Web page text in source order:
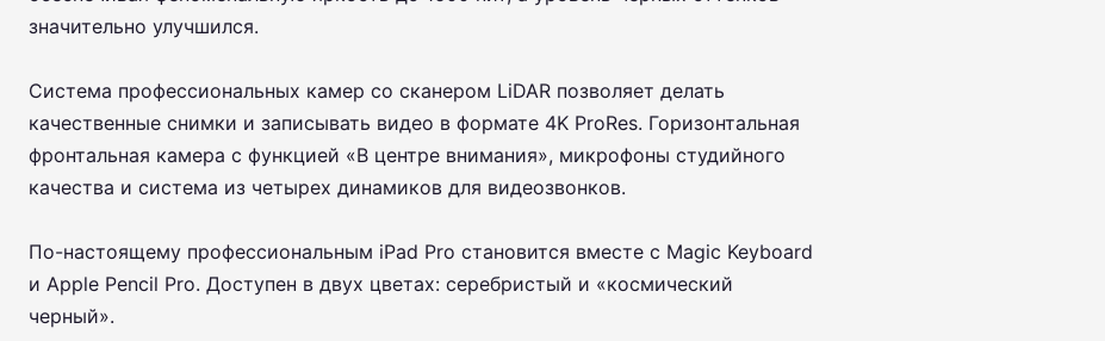
значительно улучшился.
Система профессиональных камер со сканером LiDAR позволяет делать
качественные снимки и записывать видео в формате 4K ProRes. Горизонтальная
фронтальная камера с функцией «В центре внимания», микрофоны студийного
качества и система из четырех динамиков для видеозвонков.
По-настоящему профессиональным iPad Pro становится вместе с Magic Keyboard
и Apple Pencil Pro. Доступен в двух цветах: серебристый и «космический
черный».